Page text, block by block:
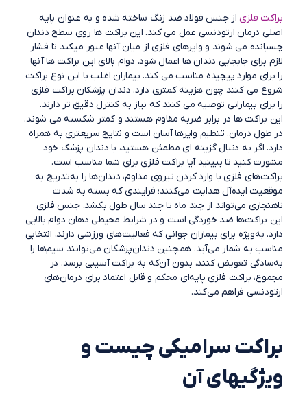
براکت فلزی از جنس فولاد ضد زنگ ساخته شده و به عنوان پایه
اصلی درمان ارتودنسی عمل می کند. این براکت ها روی سطح دندان
چسبانده می شوند و وایرهای فلزی از میان آنها عبور میکند تا فشار
لازم برای جابجایی دندان ها اعمال شود. دوام بالای این براکت ها آنها
را برای موارد پیچیده مناسب می کند. بیماران اغلب با این نوع براکت
شروع می کنند چون هزینه کمتری دارد. دندان پزشکان براکت فلزی
را برای بیمارانی توصیه می کنند که نیاز به کنترل دقیق تر دارند.
این براکت ها در برابر ضربه مقاوم هستند و کمتر شکسته می شوند.
در طول درمان، تنظیم وایرها آسان است و نتایج سریعتری به همراه
دارد. اگر به دنبال گزینه ای مطمئن هستید، با دندان پزشک خود
مشورت کنید تا ببینید آیا براکت فلزی برای شما مناسب است.
براکت‌های فلزی با وارد کردن نیروی مداوم، دندان‌ها را به‌تدریج به
موقعیت ایده‌آل هدایت می‌کنند؛ فرایندی که بسته به شدت
ناهنجاری می‌تواند از چند ماه تا چند سال طول بکشد. جنس فلزی
این براکت‌ها ضد خوردگی است و در شرایط محیطی دهان دوام بالایی
دارد. به‌ویژه برای بیماران جوانی که فعالیت‌های ورزشی دارند، انتخابی
مناسب به شمار می‌آید. همچنین دندان‌پزشکان می‌توانند سیم‌ها را
به‌سادگی تعویض کنند، بدون آن‌که به براکت آسیبی برسد. در
مجموع، براکت فلزی پایه‌ای محکم و قابل اعتماد برای درمان‌های
ارتودنسی فراهم می‌کند.
براکت سرامیکی چیست و
ویژگیهای آن